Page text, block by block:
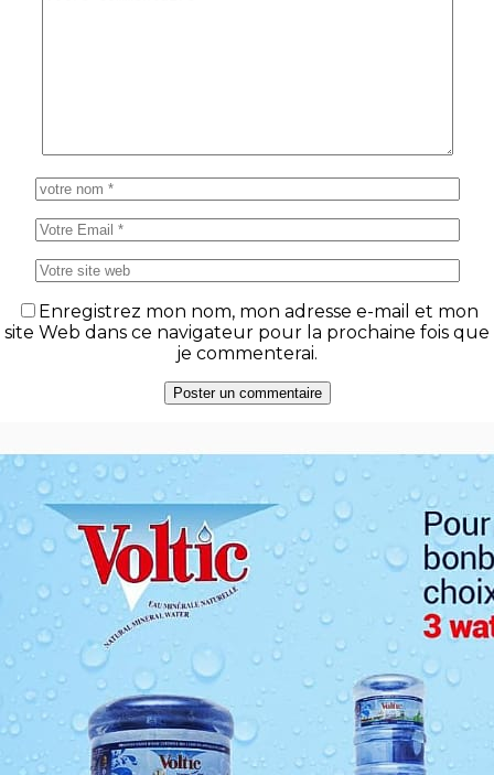
Enregistrez mon nom, mon adresse e-mail et mon
site Web dans ce navigateur pour la prochaine fois que
je commenterai.